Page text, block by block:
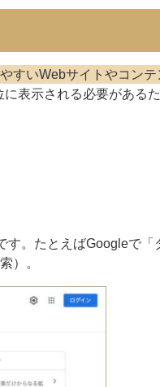
すいWebサイトやコンテ
表示される必要がある
す。たとえばGoogleで「
）。